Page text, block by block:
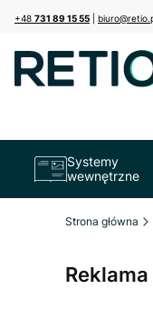
+48 731 89 15 55
Systemy
wewnętrzne
Strona główna